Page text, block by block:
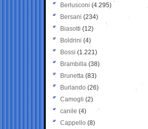
Berlusconi (4.295)
Bersani (234)
Biasotti (12)
Boldrini (4)
Bossi (1.221)
Brambilla (38)
Brunetta (83)
Burlando (26)
Camogli (2)
canile (4)
Cappello (8)